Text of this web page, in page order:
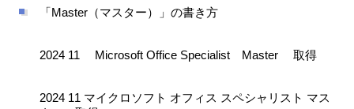
「Master（マスター）」の書き方
2024 11 Microsoft Office Specialist Master 取得
2024 11 マイクロソフト オフィス スペシャリスト マス